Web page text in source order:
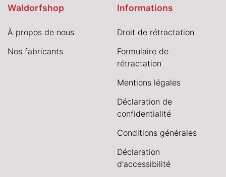
Waldorfshop
À propos de nous
Nos fabricants
Informations
Droit de rétractation
Formulaire de
rétractation
Mentions légales
Déclaration de
confidentialité
Conditions générales
Déclaration
d'accessibilité